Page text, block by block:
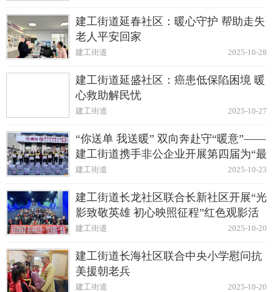
建工街道延春社区：暖心守护 帮助走失
老人平安回家
2025-10-28
建工街道
建工街道延盛社区：癌患低保陷困境 暖
心救助解民忧
2025-10-27
建工街道
“你送单 我送暖” 双向奔赴守“暖意”——
建工街道携手非公企业开展第四届为“最
美骑手”免费发放御寒礼包活动
2025-10-23
建工街道
建工街道长龙社区联合长新社区开展“光
影致敬英雄 初心映照征程”红色观影活
动
2025-10-20
建工街道
建工街道长海社区联合中央小学慰问抗
美援朝老兵
2025-10-20
建工街道